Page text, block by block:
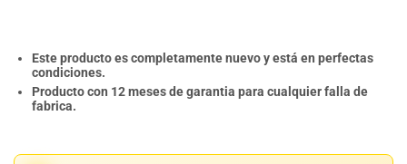
Este producto es completamente nuevo y está en perfectas
condiciones.
Producto con 12 meses de garantia para cualquier falla de
fabrica.